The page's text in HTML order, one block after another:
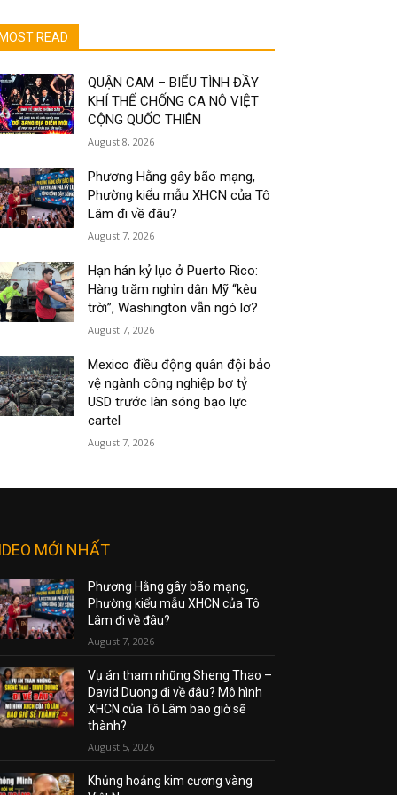
MOST READ
QUẬN CAM – BIỂU TÌNH ĐẦY
KHÍ THẾ CHỐNG CA NÔ VIỆT
CỘNG QUỐC THIÊN
August 8, 2026
Phương Hằng gây bão mạng,
Phường kiểu mẫu XHCN của Tô
Lâm đi về đâu?
August 7, 2026
Hạn hán kỷ lục ở Puerto Rico:
Hàng trăm nghìn dân Mỹ “kêu
trời”, Washington vẫn ngó lơ?
August 7, 2026
Mexico điều động quân đội bảo
vệ ngành công nghiệp bơ tỷ
USD trước làn sóng bạo lực
cartel
August 7, 2026
MỚI NHẤT
Phương Hằng gây bão mạng,
Phường kiểu mẫu XHCN của Tô
Lâm đi về đâu?
August 7, 2026
Vụ án tham nhũng Sheng Thao –
David Duong đi về đâu? Mô hình
XHCN của Tô Lâm bao giờ sẽ
thành?
August 5, 2026
Khủng hoảng kim cương vàng